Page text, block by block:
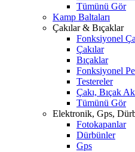
Tümünü Gör
Kamp Baltaları
Çakılar & Bıçaklar
Fonksiyonel
Çakılar
Bıçaklar
Fonksiyonel
Testereler
Çakı, Bıçak
Tümünü Gör
Elektronik, Gps,
Fotokapanlar
Dürbünler
Gps